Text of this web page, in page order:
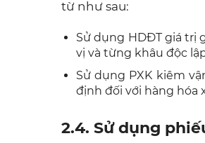
từ như sau:
Sử dụng HDĐT giá trị
vị và từng khâu độc
Sử dụng PXK kiêm
định đối với hàng hóa
2.4. Sử dụng